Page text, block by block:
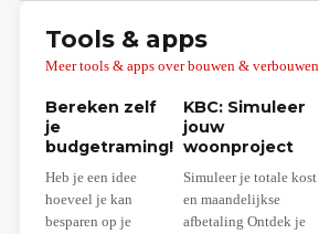
Tools & apps
Meer tools & apps over bouwen & verbouwen
Bereken zelf
je
budgetraming!
Heb je een idee
hoeveel je kan
besparen op je
KBC: Simuleer
jouw
woonproject
Simuleer je totale kost
en maandelijkse
afbetaling Ontdek je